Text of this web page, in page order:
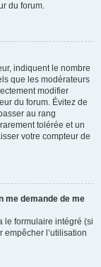
du forum.
indiquent le nombre
que les modérateurs
modifier
du forum. Évitez de
au rang
tolérée et un
votre compteur de
me demande de me
le formulaire intégré (si
empêcher l’utilisation